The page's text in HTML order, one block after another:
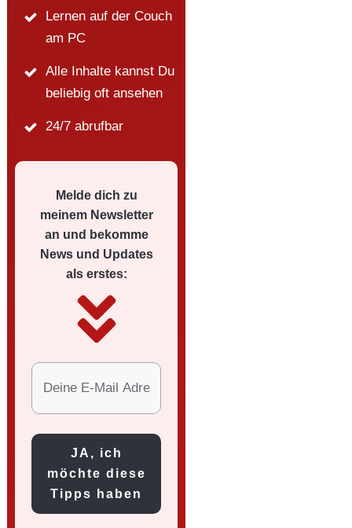
Lernen auf der Couch
am PC
Alle Inhalte kannst Du
beliebig oft ansehen
24/7 abrufbar
Melde dich zu
meinem Newsletter
an und bekomme
News und Updates
als erstes:
JA, ich
möchte diese
Tipps haben